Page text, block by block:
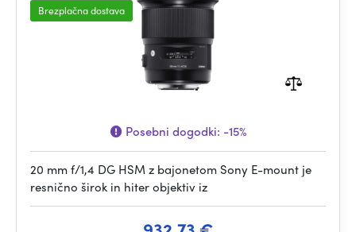
Brezplačna dostava
Posebni dogodki: -15%
20 mm f/1,4 DG HSM z bajonetom Sony E-mount je
resnično širok in hiter objektiv iz